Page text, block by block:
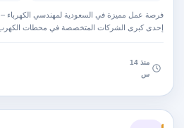
إحدى كبرى الشركات المتخصصة في محطات
منذ 14
س